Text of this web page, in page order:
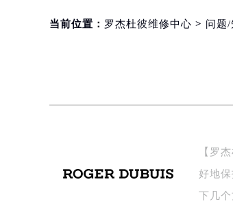
北京市东城区东长安
上海市徐汇区虹桥
扬州市邗江区国展
盐城市盐都区世纪大
泰州市海陵区永定
当前位置： 罗杰杜彼维修中心 > 问题
【罗
好地
下几